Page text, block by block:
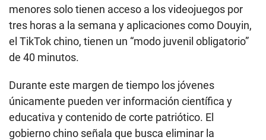
menores solo tienen acceso a los videojuegos por
tres horas a la semana y aplicaciones como Douyin,
el TikTok chino, tienen un “modo juvenil obligatorio”
de 40 minutos.
Durante este margen de tiempo los jóvenes
únicamente pueden ver información científica y
educativa y contenido de corte patriótico. El
gobierno chino señala que busca eliminar la